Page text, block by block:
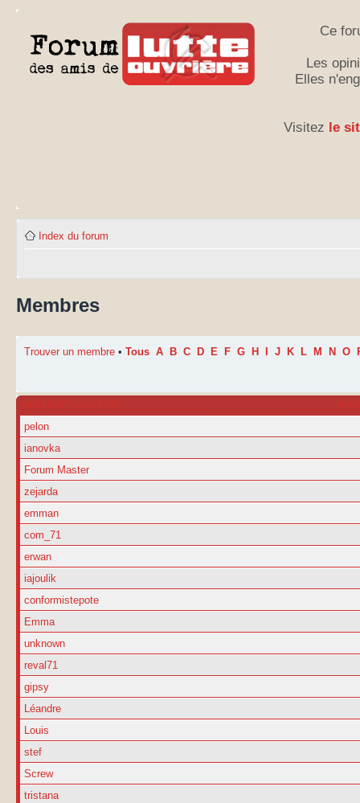
Ce
Les
Elles
Visitez le
Index du forum
Membres
Trouver un membre • Tous A B C D E F G H J K L M N O
NOM D’UTILISATEUR
pelon
ianovka
Forum Master
zejarda
emman
com_71
erwan
iajoulik
conformistepote
Emma
unknown
reval71
gipsy
Léandre
Louis
stef
Screw
tristana